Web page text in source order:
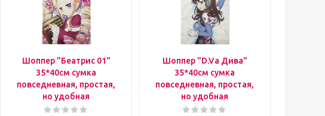
Шоппер "Беатрис 01"
35*40см сумка
повседневная, простая,
но удобная
Шоппер "D.Va Дива"
35*40см сумка
повседневная, простая,
но удобная